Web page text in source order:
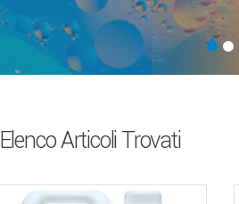
Elenco Articoli Trovati